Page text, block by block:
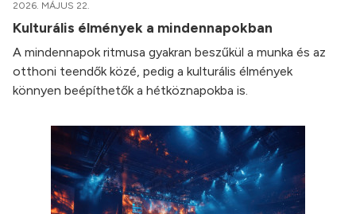
2026. MÁJUS 22.
Kulturális élmények a mindennapokban
A mindennapok ritmusa gyakran beszűkül a munka és az
otthoni teendők közé, pedig a kulturális élmények
könnyen beépíthetők a hétköznapokba is.